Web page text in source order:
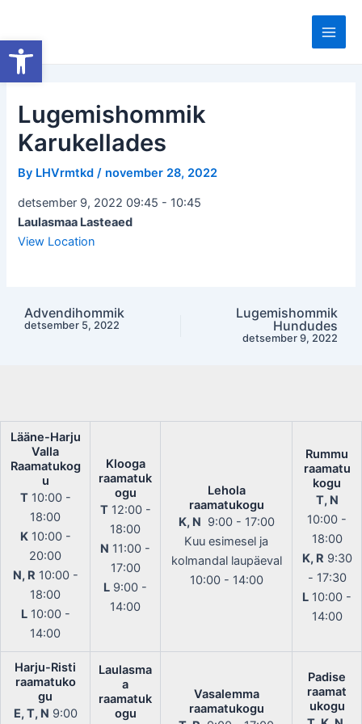
Open toolbar
content
Main
Lugemishommik
Karukellades
By LHVrmtkd/ november 28, 2022
detsember 9, 2022 09:45 - 10:45
Laulasmaa Lasteaed
View Location
Post
navigation
Advendihommik
detsember 5, 2022
Lugemishommik
Hundudes
detsember 9, 2022
Lääne-Harju
Valla
Raamatukog
u
T10:00 -
18:00
K10:00 -
20:00
N, R 10:00 -
18:00
L10:00 -
14:00
Klooga
raamatuk
ogu
T12:00 -
18:00
N 11:00 -
17:00
L 9:00 -
14:00
Lehola
raamatukogu
K, N 9:00 - 17:00
Kuu esimesel ja
kolmandal laupäeval
10:00 - 14:00
Rummu
raamatu
kogu
T, N
10:00 -
18:00
K, R 9:30
- 17:30
L 10:00 -
14:00
Harju-Risti
raamatuko
gu
E, T, N 9:00
Laulasma
a
raamatuk
ogu
Vasalemma
raamatukogu
Padise
raamat
ukogu